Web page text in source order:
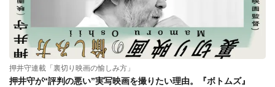
押井守連載「裏切り映画の愉しみ方」
押井守が“評判の悪い”実写映画を撮りたい理由。『ボトムズ』